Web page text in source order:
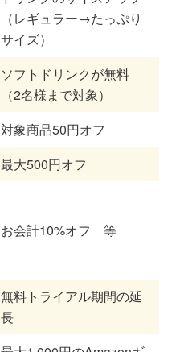
（レギュラー→たっぷり
サイズ）
ソフトドリンクが無料
（2名様まで対象）
対象商品50円オフ
最大500円オフ
お会計10%オフ 等
無料トライアル期間の延
長